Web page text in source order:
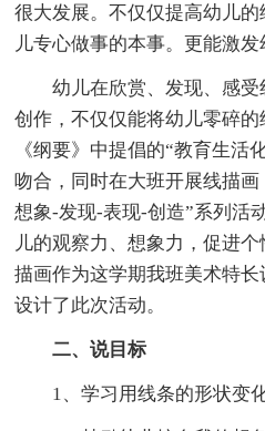
很大发展。不仅仅提高幼儿
儿专心做事的本事。更能激发
幼儿在欣赏、发现、感受
创作，不仅仅能将幼儿零碎
《纲要》中提倡的“教育生活
吻合，同时在大班开展线描
想象-发现-表现-创造”系列活
儿的观察力、想象力，促进
描画作为这学期我班美术特
设计了此次活动。
二、说目标
1、学习用线条的形状变化